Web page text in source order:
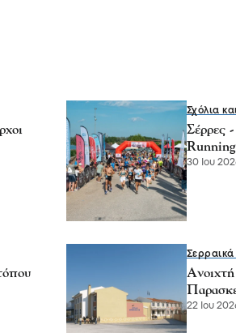
Σχόλια
Σέρρες
30 Ιου
22 Ιου